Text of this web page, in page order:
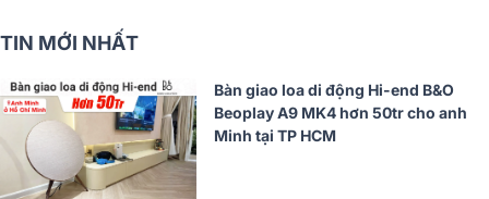
TIN MỚI NHẤT
Bàn giao loa di động Hi-end B&O
Beoplay A9 MK4 hơn 50tr cho anh
Minh tại TP HCM